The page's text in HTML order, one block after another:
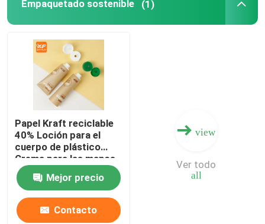
Tubos de paja de trigo
Empaquetado sostenible (1)
Papel Kraft reciclable
40% Loción para el
cuerpo de plástico
Crema para las manos
Cosméticos Tubos
blandos
Biodegradables Tubos
de compresión
Embalaje
Mejor precio
Contacto
view
all
Ver todo